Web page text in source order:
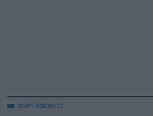
SUPERSONICI